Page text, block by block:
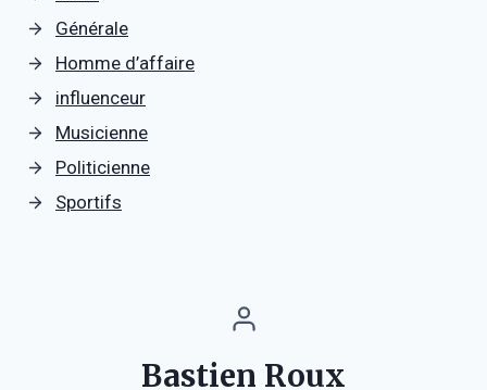
Générale
Homme d’affaire
influenceur
Musicienne
Politicienne
Sportifs
Bastien Roux